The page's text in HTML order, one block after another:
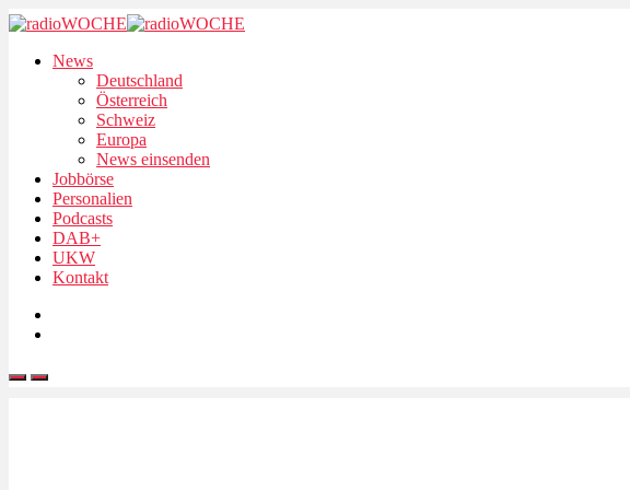
News
Deutschland
Österreich
Schweiz
Europa
News einsenden
Jobbörse
Personalien
Podcasts
DAB+
UKW
Kontakt